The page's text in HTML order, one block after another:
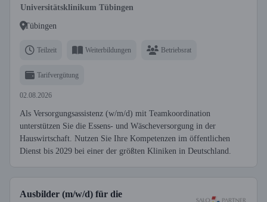
Universitätsklinikum Tübingen
Tübingen
Teilzeit Weiterbildungen Betriebsrat
Tarifvergütung
02.08.2026
Als Versorgungsassistenz (w/m/d) mit Teamkoordination
unterstützen Sie die Essens- und Wäscheversorgung in der
Hauswirtschaft. Nutzen Sie Ihre Kompetenzen im öffentlichen
Dienst bis 2029 bei einer der größten Kliniken in Deutschland.
Ausbilder (m/w/d) für die